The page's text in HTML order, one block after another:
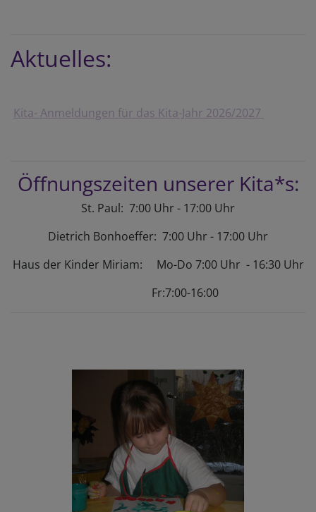
Aktuelles:
Kita- Anmeldungen für das Kita-Jahr 2026/2027
Öffnungszeiten unserer Kita*s:
St. Paul: 7:00 Uhr - 17:00 Uhr
Dietrich Bonhoeffer: 7:00 Uhr - 17:00 Uhr
Haus der Kinder Miriam: Mo-Do 7:00 Uhr - 16:30 Uhr
Fr:7:00-16:00